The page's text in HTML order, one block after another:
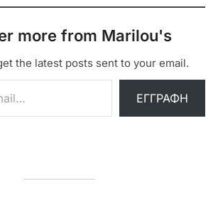
more from Marilou's
the latest posts sent to your email.
ΕΓΓΡΑΦΉ